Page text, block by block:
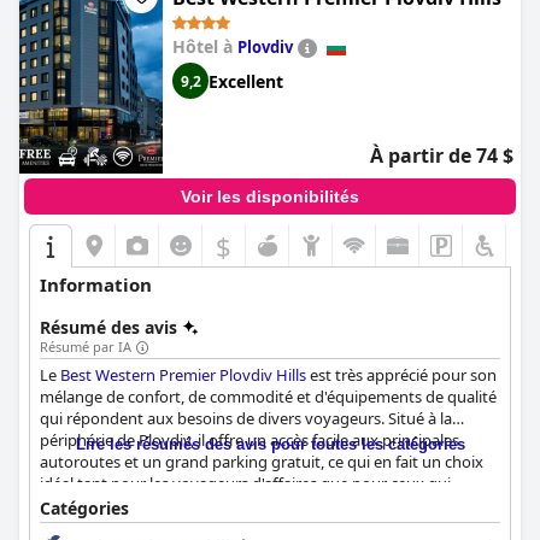
Hôtel à Plovdiv
9,2 Excellent
À partir de 74 $
Voir les disponibilités
$
Information
Résumé des avis
Résumé par IA
Le Best Western Premier Plovdiv Hillsest très apprécié pour son
mélange de confort, de commodité et d'équipements de qualité
qui répondent aux besoins de divers voyageurs. Situé à la
périphérie de Plovdiv, il offre un accès facile aux principales
autoroutes et un grand parking gratuit, ce qui en fait un choix
idéal tant pour les voyageurs d'affaires que pour ceux qui
explorent la ville en voiture. L'emplacement, à environ 20 à 30
minutes à pied ou à un court trajet en taxi du centre-ville, assure
Lire les résumés des avis pour toutes les catégories
Catégories